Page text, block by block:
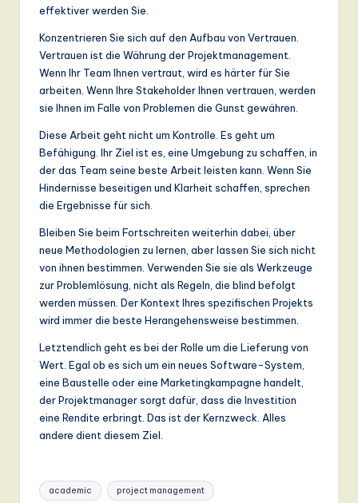
effektiver werden Sie.
Konzentrieren Sie sich auf den Aufbau von Vertrauen.
Vertrauen ist die Währung der Projektmanagement.
Wenn Ihr Team Ihnen vertraut, wird es härter für Sie
arbeiten. Wenn Ihre Stakeholder Ihnen vertrauen, werden
sie Ihnen im Falle von Problemen die Gunst gewähren.
Diese Arbeit geht nicht um Kontrolle. Es geht um
Befähigung. Ihr Ziel ist es, eine Umgebung zu schaffen, in
der das Team seine beste Arbeit leisten kann. Wenn Sie
Hindernisse beseitigen und Klarheit schaffen, sprechen
die Ergebnisse für sich.
Bleiben Sie beim Fortschreiten weiterhin dabei, über
neue Methodologien zu lernen, aber lassen Sie sich nicht
von ihnen bestimmen. Verwenden Sie sie als Werkzeuge
zur Problemlösung, nicht als Regeln, die blind befolgt
werden müssen. Der Kontext Ihres spezifischen Projekts
wird immer die beste Herangehensweise bestimmen.
Letztendlich geht es bei der Rolle um die Lieferung von
Wert. Egal ob es sich um ein neues Software-System,
eine Baustelle oder eine Marketingkampagne handelt,
der Projektmanager sorgt dafür, dass die Investition
eine Rendite erbringt. Das ist der Kernzweck. Alles
andere dient diesem Ziel.
Tags:
academic project management